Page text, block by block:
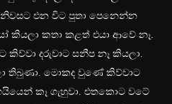
නිවසට එන විට පුතා පෙනෙන්න
කියලා කතා කළත් එයා ආවේ නෑ.
කිව්වා දරුවාට සනීප නෑ කියලා.
තිබුණා. මොකද වුණේ කිව්වාට
කෑ ගැහුවා. එතකොට වටේ